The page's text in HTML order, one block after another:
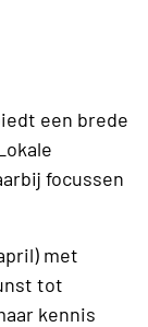
een brede
focussen
met
tot
kennis